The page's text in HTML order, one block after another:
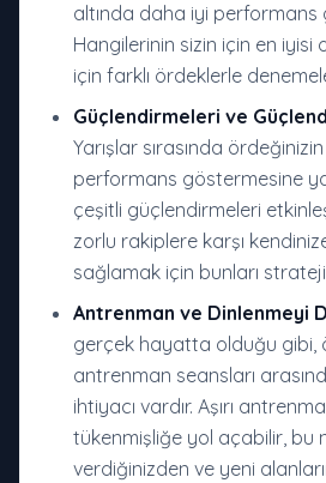
altında daha iyi performans
Hangilerinin sizin için en
için farklı ördeklerle
Güçlendirmeleri ve
Yarışlar sırasında
performans göstermesine
çeşitli güçlendirmeleri
zorlu rakiplere karşı
sağlamak için bunları
Antrenman ve Dinlenmeyi
gerçek hayatta olduğu gibi,
antrenman seansları
ihtiyacı vardır. Aşırı
tükenmişliğe yol açabilir, bu
verdiğinizden ve yeni